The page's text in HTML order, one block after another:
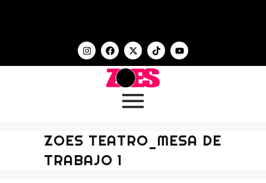
ZOES TEATRO_MESA DE
TRABAJO 1